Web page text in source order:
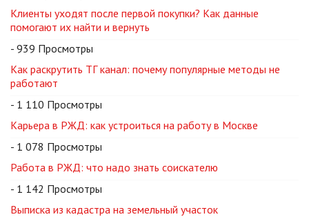
Клиенты уходят после первой покупки? Как данные
помогают их найти и вернуть
- 939 Просмотры
Как раскрутить ТГ канал: почему популярные методы не
работают
- 1 110 Просмотры
Карьера в РЖД: как устроиться на работу в Москве
- 1 078 Просмотры
Работа в РЖД: что надо знать соискателю
- 1 142 Просмотры
Выписка из кадастра на земельный участок